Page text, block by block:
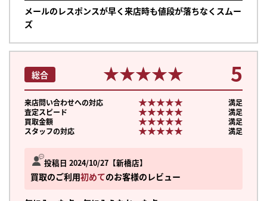
メールのレスポンスが早く来店時も値段が落ちなくスムー
ズ
投稿日 2024/10/27 新橋店
買取のご利用初めてのお客様のレビュー
総合 ★★★★★
★★★★★ 5
来店問い合わせへの対応 ★★★★★
★★★★★
満足
査定スピード
★★★★★
★★★★★
満足
買取金額
★★★★★
★★★★★
満足
スタッフの対応
★★★★★
★★★★★ 満足